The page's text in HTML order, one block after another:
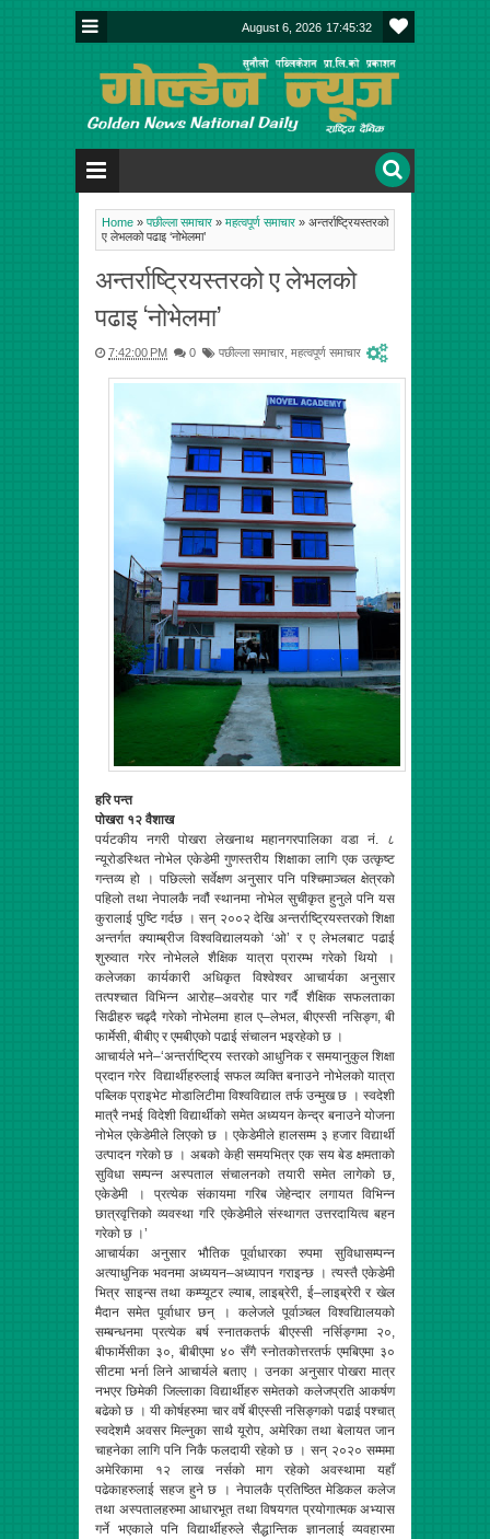
August 6, 2026 17:45:32
Home » पछील्ला समाचार » महत्वपूर्ण समाचार » अन्तर्राष्ट्रियस्तरको
ए लेभलको पढाइ ‘नोभेलमा’
अन्तर्राष्ट्रियस्तरको ए लेभलको
पढाइ ‘नोभेलमा’
7:42:00 PM 0 पछील्ला समाचार महत्वपूर्ण समाचार
हरि पन्त
पोखरा १२ वैशाख
पर्यटकीय नगरी पोखरा लेखनाथ महानगरपालिका वडा नं. ८
न्यूरोडस्थित नोभेल एकेडेमी गुणस्तरीय शिक्षाका लागि एक उत्कृष्ट
गन्तव्य हो । पछिल्लो सर्वेक्षण अनुसार पनि पश्चिमाञ्चल क्षेत्रको
पहिलो तथा नेपालकै नवौं स्थानमा नोभेल सुचीकृत हुनुले पनि यस
कुरालाई पुष्टि गर्दछ । सन् २००२ देखि अन्तर्राष्ट्रियस्तरको शिक्षा
अन्तर्गत क्याम्ब्रीज विश्वविद्यालयको ‘ओ’ र ए लेभलबाट पढाई
शुरुवात गरेर नोभेलले शैक्षिक यात्रा प्रारम्भ गरेको थियो ।
कलेजका कार्यकारी अधिकृत विश्वेश्वर आचार्यका अनुसार
तत्पश्चात विभिन्न आरोह–अवरोह पार गर्दै शैक्षिक सफलताका
सिढीहरु चढ्दै गरेको नोभेलमा हाल ए–लेभल, बीएस्सी नसिङ्ग, बी
फार्मेसी, बीबीए र एमबीएको पढाई संचालन भइरहेको छ ।
आचार्यले भने–‘अन्तर्राष्ट्रिय स्तरको आधुनिक र समयानुकुल शिक्षा
प्रदान गरेर विद्यार्थीहरुलाई सफल व्यक्ति बनाउने नोभेलको यात्रा
पब्लिक प्राइभेट मोडालिटीमा विश्वविद्याल तर्फ उन्मुख छ । स्वदेशी
मात्रै नभई विदेशी विद्यार्थीको समेत अध्ययन केन्द्र बनाउने योजना
नोभेल एकेडेमीले लिएको छ । एकेडेमीले हालसम्म ३ हजार विद्यार्थी
उत्पादन गरेको छ । अबको केही समयभित्र एक सय बेड क्षमताको
सुविधा सम्पन्न अस्पताल संचालनको तयारी समेत लागेको छ,
एकेडेमी । प्रत्येक संकायमा गरिब जेहेन्दार लगायत विभिन्न
छात्रवृत्तिको व्यवस्था गरि एकेडेमीले संस्थागत उत्तरदायित्व बहन
गरेको छ ।’
आचार्यका अनुसार भौतिक पूर्वाधारका रुपमा सुविधासम्पन्न
अत्याधुनिक भवनमा अध्ययन–अध्यापन गराइन्छ । त्यस्तै एकेडेमी
भित्र साइन्स तथा कम्प्यूटर ल्याब, लाइब्रेरी, ई–लाइब्रेरी र खेल
मैदान समेत पूर्वाधार छन् । कलेजले पूर्वाञ्चल विश्वद्यिालयको
सम्बन्धनमा प्रत्येक बर्ष स्नातकतर्फ बीएस्सी नर्सिङ्गमा २०,
बीफार्मेसीका ३०, बीबीएमा ४० सँगै स्नोतकोत्तरतर्फ एमबिएमा ३०
सीटमा भर्ना लिने आचार्यले बताए । उनका अनुसार पोखरा मात्र
नभएर छिमेकी जिल्लाका विद्यार्थीहरु समेतको कलेजप्रति आकर्षण
बढेको छ । यी कोर्षहरुमा चार वर्षे बीएस्सी नसिङ्गको पढाई पश्चात्
स्वदेशमै अवसर मिल्नुका साथै यूरोप, अमेरिका तथा बेलायत जान
चाहनेका लागि पनि निकै फलदायी रहेको छ । सन् २०२० सम्ममा
अमेरिकामा १२ लाख नर्सको माग रहेको अवस्थामा यहाँ
पढेकाहरुलाई सहज हुने छ । नेपालकै प्रतिष्ठित मेडिकल कलेज
तथा अस्पतालहरुमा आधारभूत तथा विषयगत प्रयोगात्मक अभ्यास
गर्ने भएकाले पनि विद्यार्थीहरुले सैद्धान्तिक ज्ञानलाई व्यवहारमा